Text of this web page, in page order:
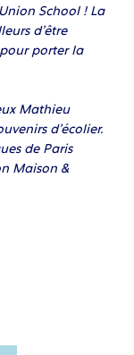
School ! La
d’être
porter la
Mathieu
d’écolier.
de Paris
Maison &